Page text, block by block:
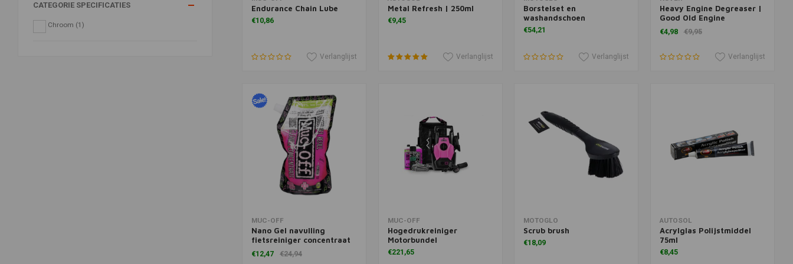
CATEGORIE SPECIFICATIES
Chroom (1)
Endurance Chain Lube
€10,86
Verlanglijst
Metal Refresh | 250ml
€9,45
Verlanglijst
Borstelset en
washandschoen
€54,21
Verlanglijst
Heavy Engine Degreaser |
Good Old Engine
Degreaser
€4,98 €9,95
Verlanglijst
Toevoegen aan winkelwagen
MUC-OFF
Nano Gel navulling
fietsreiniger concentraat
500 ml
€12,47 €24,94
Toevoegen aan winkelwagen
MUC-OFF
Hogedrukreiniger
Motorbundel
€221,65
Toevoegen aan winkelwagen
MOTOGLO
Scrub brush
€18,09
Toevoegen aan winkelwagen
AUTOSOL
Acrylglas Polijstmiddel
75ml
€8,45